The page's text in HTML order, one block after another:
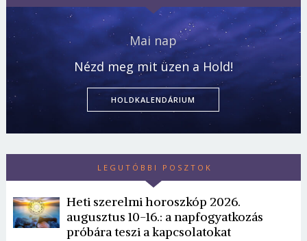
Mai nap
Nézd meg mit üzen a Hold!
HOLDKALENDÁRIUM
LEGUTÓBBI POSZTOK
Heti szerelmi horoszkóp 2026.
augusztus 10-16.: a napfogyatkozás
próbára teszi a kapcsolatokat